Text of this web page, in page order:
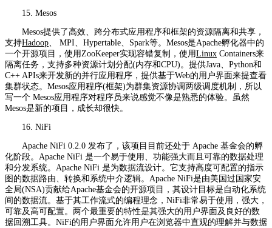
15. Mesos
Mesos提供了高效、跨分布式应用程序和框架的资源隔离和共享，
支持Hadoop、 MPI、Hypertable、Spark等。Mesos是Apache孵化器中的
一个开源项目，使用ZooKeeper实现容错复制，使用Linux Containers来
隔离任务，支持多种资源计划分配(内存和CPU)。提供Java、Python和
C++ APIs来开发新的并行应用程序，提供基于Web的用户界面来提查看
集群状态。Mesos应用程序(框架)为群集资源协调两级调度机制，所以
写一个 Mesos应用程序对程序员来说感觉不像是熟悉的体验。虽然
Mesos是新的项目，成长却很快。
16. NiFi
Apache NiFi 0.2.0 发布了，该项目目前还处于 Apache 基金会的孵
化阶段。Apache NiFi 是一个易于使用、功能强大而且可靠的数据处理
和分发系统。Apache NiFi 是为数据流设计。它支持高度可配置的指示
图的数据路由、转换和系统中介逻辑。Apache NiFi是由美国过国家安
全局(NSA)贡献给Apache基金会的开源项目，其设计目标是自动化系统
间的数据流。基于其工作流式的编程理念，NiFi非常易于使用，强大，
可靠及高可配置。两个最重要的特性是其强大的用户界面及良好的数
据回溯工具。NiFi的用户界面允许用户在浏览器中直观的理解并与数据